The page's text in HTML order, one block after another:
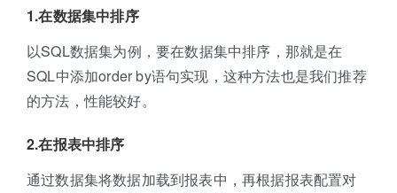
1.在数据集中排序
以SQL数据集为例，要在数据集中排序，那就是在
SQL中添加order by语句实现，这种方法也是我们推荐
的方法，性能较好。
2.在报表中排序
通过数据集将数据加载到报表中，再根据报表配置对